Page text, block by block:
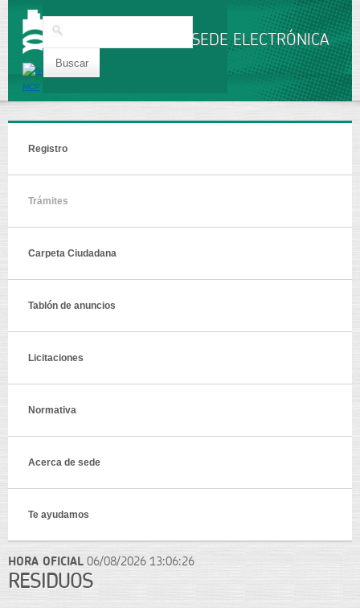
Buscar
SEDE ELECTRÓNICA
Registro
Trámites
Carpeta Ciudadana
Tablón de anuncios
Licitaciones
Normativa
Acerca de sede
Te ayudamos
HORA OFICIAL 06/08/2026 13:06:26
RESIDUOS